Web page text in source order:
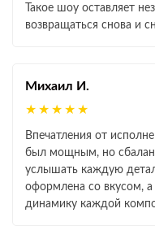
Такое шоу оставляет
возвращаться снова и
Михаил И.
★★★★★
Впечатления от
был мощным, но
услышать каждую
оформлена со вкусом,
динамику каждой